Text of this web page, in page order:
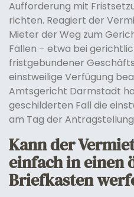
Aufforderung mit
richten. Reagiert der
Mieter der Weg zum
Fällen – etwa bei
fristgebundener
einstweilige Verfügung
Amtsgericht Darmstadt
geschilderten Fall die
am Tag der
Kann der
einfach in einen
Briefkasten